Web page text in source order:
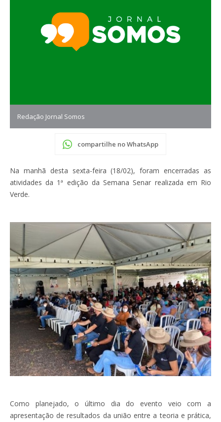
Redação Jornal Somos
compartilhe no WhatsApp
Na manhã desta sexta-feira (18/02), foram encerradas as
atividades da 1ª edição da Semana Senar realizada em Rio
Verde.
Como planejado, o último dia do evento veio com a
apresentação de resultados da união entre a teoria e prática,